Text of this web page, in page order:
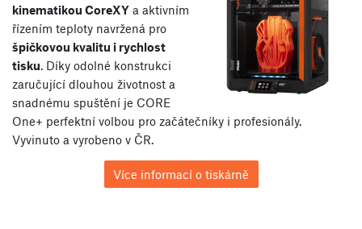
kinematikou CoreXY a aktivním
řízením teploty navržená pro
špičkovou kvalitu i rychlost
tisku. Díky odolné konstrukci
zaručující dlouhou životnost a
snadnému spuštění je CORE
One+ perfektní volbou pro začátečníky i profesionály.
Vyvinuto a vyrobeno v ČR.
Více informací o tiskárně